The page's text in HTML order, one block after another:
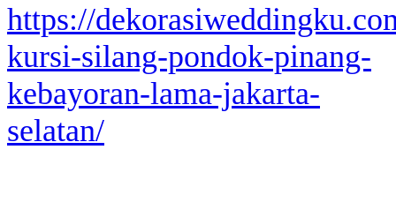
https://
kursi-silang-pondok-pinang-
kebayoran-lama-jakarta-
selatan/